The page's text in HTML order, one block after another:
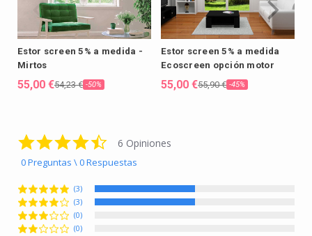
Estor screen 5% a medida -
Mirtos
55,00 €54,23 € -50%
Estor screen 5% a medida
Ecoscreen opción motor
55,00 €55,90 € -45%
4.5 star rating
6 Opiniones
0 Preguntas \ 0 Respuestas
(3)
(3)
(0)
(0)